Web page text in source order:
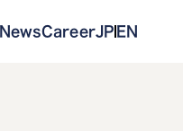
NewsCareerJP EN